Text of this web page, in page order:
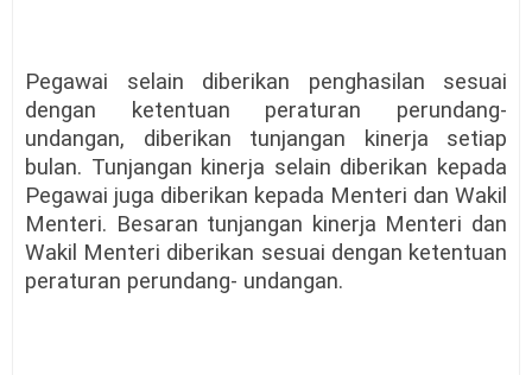
Pegawai selain diberikan penghasilan sesuai
dengan ketentuan peraturan perundang-
undangan, diberikan tunjangan kinerja setiap
bulan. Tunjangan kinerja selain diberikan kepada
Pegawai juga diberikan kepada Menteri dan Wakil
Menteri. Besaran tunjangan kinerja Menteri dan
Wakil Menteri diberikan sesuai dengan ketentuan
peraturan perundang- undangan.